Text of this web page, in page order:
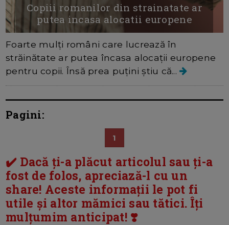
Copiii romanilor din strainatate ar
putea incasa alocatii europene
Foarte mulți români care lucrează în
străinătate ar putea încasa alocații europene
pentru copii. Însă prea puțini știu că...
Pagini:
1
✔️ Dacă ți-a plăcut articolul sau ți-a
fost de folos, apreciază-l cu un
share! Aceste informații le pot fi
utile și altor mămici sau tătici. Îți
mulțumim anticipat! ❣️